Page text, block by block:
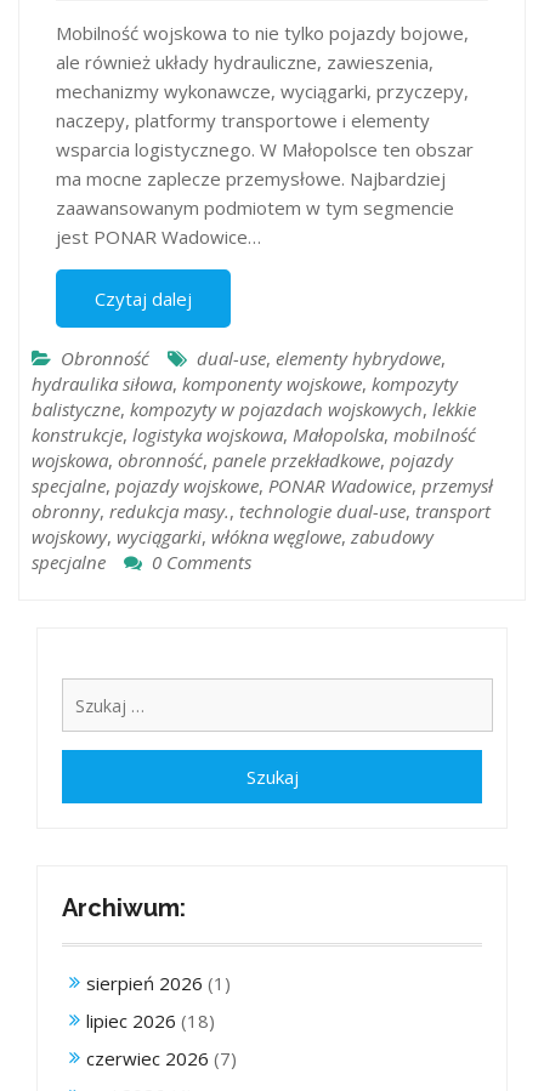
Mobilność wojskowa to nie tylko pojazdy bojowe,
ale również układy hydrauliczne, zawieszenia,
mechanizmy wykonawcze, wyciągarki, przyczepy,
naczepy, platformy transportowe i elementy
wsparcia logistycznego. W Małopolsce ten obszar
ma mocne zaplecze przemysłowe. Najbardziej
zaawansowanym podmiotem w tym segmencie
jest PONAR Wadowice…
Czytaj dalej
Obronność dual-use, elementy hybrydowe,
hydraulika siłowa, komponenty wojskowe, kompozyty
balistyczne, kompozyty w pojazdach wojskowych, lekkie
konstrukcje, logistyka wojskowa, Małopolska, mobilność
wojskowa, obronność, panele przekładkowe, pojazdy
specjalne, pojazdy wojskowe, PONAR Wadowice, przemysł
obronny, redukcja masy., technologie dual-use, transport
wojskowy, wyciągarki, włókna węglowe, zabudowy
specjalne
0 Comments
Archiwum:
sierpień 2026 (1)
lipiec 2026 (18)
czerwiec 2026 (7)